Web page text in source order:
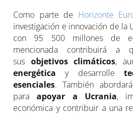
Como parte de Horizonte
investigación e innovación de la
con 95 500 millones de
mencionada contribuirá a
sus objetivos climáticos,
energética y desarrolle
esenciales. También
paraapoyar a Ucrania,
económica y contribuir a una